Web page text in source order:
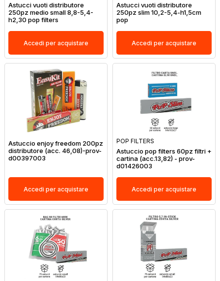
Astucci vuoti distributore
250pz medio small 8,8-5,4-
h2,30 pop filters
Accedi per acquistare
Astucci vuoti distributore
250pz slim 10,2-5,4-h1,5cm
pop
Accedi per acquistare
Astuccio enjoy freedom 200pz
distributore (acc. 46,08)-prov-
d00397003
Accedi per acquistare
POP FILTERS
Astuccio pop filters 60pz filtri +
cartina (acc.13,82) - prov-
d01426003
Accedi per acquistare